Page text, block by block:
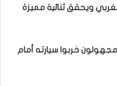
ويحقق ثنائية مميزة
خربوا سيارته أمام